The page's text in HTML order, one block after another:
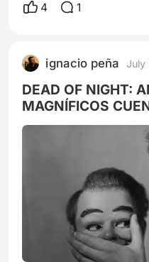
magnificencia no son
que los actores más
aquellos capaces de
aunque estén
4 1
ignacio peña July
DEAD OF NIGHT:
MAGNÍFICOS
FANTÁSTICO.